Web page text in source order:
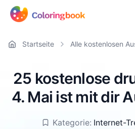
Startseite Alle kostenlosen
25 kostenlose
4. Mai ist mit dir
Kategorie: Internet-